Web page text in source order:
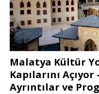
Malatya Kültür
Kapılarını Açıyor
Ayrıntılar ve